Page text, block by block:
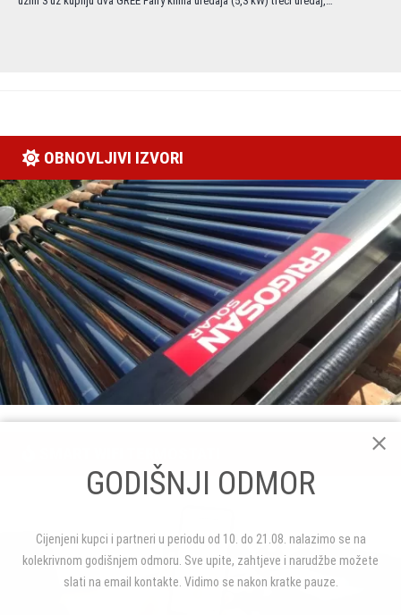
OBNOVLJIVI IZVORI
GODIŠNJI ODMOR
Cijenjeni kupci i partneri u periodu od 10. do 21.08. nalazimo se na
kolekrivnom godišnjem odmoru. Sve upite, zahtjeve i narudžbe možete
slati na email kontakte. Vidimo se nakon kratke pauze.